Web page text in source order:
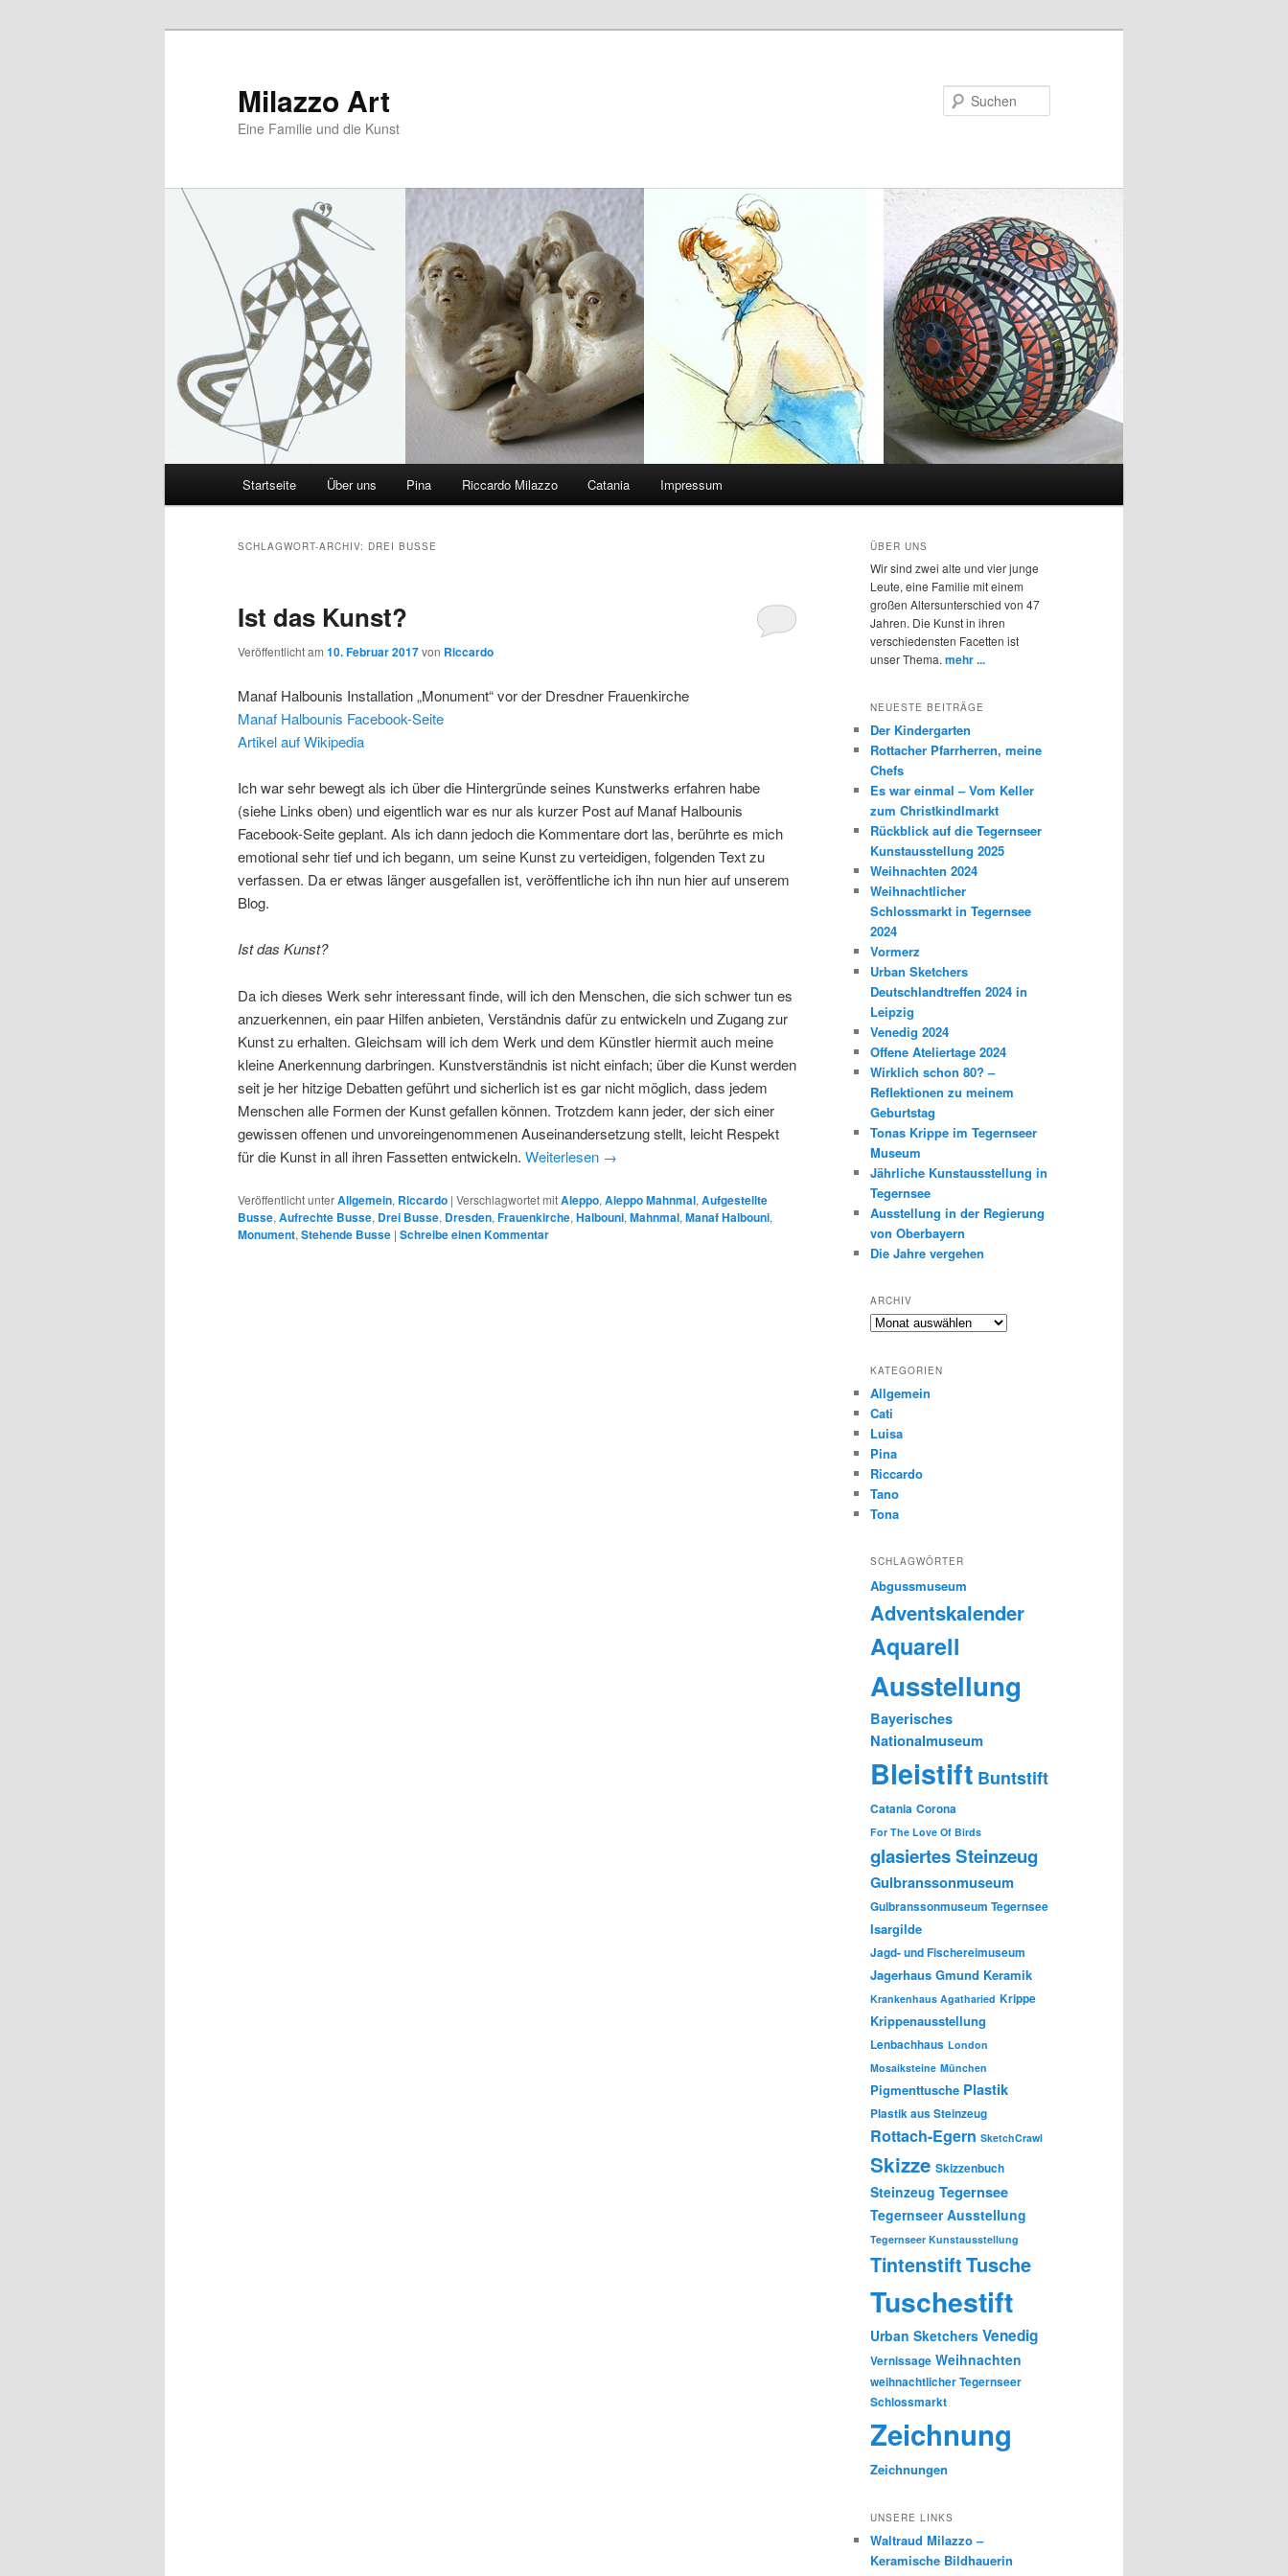
Milazzo Art
Eine Familie und die Kunst
Startseite Über uns Pina Riccardo Milazzo Catania Impressum
SCHLAGWORT-ARCHIV: DREI BUSSE
Ist das Kunst?
Veröffentlicht am 10. Februar 2017von Riccardo
Manaf Halbounis Installation „Monument“ vor der Dresdner Frauenkirche
Manaf Halbounis Facebook-Seite
Artikel auf Wikipedia
Ich war sehr bewegt als ich über die Hintergründe seines Kunstwerks erfahren habe
(siehe Links oben) und eigentlich war es nur als kurzer Post auf Manaf Halbounis
Facebook-Seite geplant. Als ich dann jedoch die Kommentare dort las, berührte es mich
emotional sehr tief und ich begann, um seine Kunst zu verteidigen, folgenden Text zu
verfassen. Da er etwas länger ausgefallen ist, veröffentliche ich ihn nun hier auf unserem
Blog.
Ist das Kunst?
Da ich dieses Werk sehr interessant finde, will ich den Menschen, die sich schwer tun es
anzuerkennen, ein paar Hilfen anbieten, Verständnis dafür zu entwickeln und Zugang zur
Kunst zu erhalten. Gleichsam will ich dem Werk und dem Künstler hiermit auch meine
kleine Anerkennung darbringen. Kunstverständnis ist nicht einfach; über die Kunst werden
seit je her hitzige Debatten geführt und sicherlich ist es gar nicht möglich, dass jedem
Menschen alle Formen der Kunst gefallen können. Trotzdem kann jeder, der sich einer
gewissen offenen und unvoreingenommenen Auseinandersetzung stellt, leicht Respekt
für die Kunst in all ihren Fassetten entwickeln. Weiterlesen →
Veröffentlicht unterAllgemein, Riccardo | Verschlagwortet mitAleppo, Aleppo Mahnmal, Aufgestellte
Busse, Aufrechte Busse, Drei Busse, Dresden, Frauenkirche, Halbouni, Mahnmal, Manaf Halbouni,
Monument, Stehende Busse | Schreibe einen Kommentar
ÜBER UNS
Wir sind zwei alte und vier junge
Leute, eine Familie mit einem
großen Altersunterschied von 47
Jahren. Die Kunst in ihren
verschiedensten Facetten ist
unser Thema.mehr ...
NEUESTE BEITRÄGE
Der Kindergarten
Rottacher Pfarrherren, meine
Chefs
Es war einmal – Vom Keller
zum Christkindlmarkt
Rückblick auf die Tegernseer
Kunstausstellung 2025
Weihnachten 2024
Weihnachtlicher
Schlossmarkt in Tegernsee
2024
Vormerz
Urban Sketchers
Deutschlandtreffen 2024 in
Leipzig
Venedig 2024
Offene Ateliertage 2024
Wirklich schon 80? –
Reflektionen zu meinem
Geburtstag
Tonas Krippe im Tegernseer
Museum
Jährliche Kunstausstellung in
Tegernsee
Ausstellung in der Regierung
von Oberbayern
Die Jahre vergehen
ARCHIV
Archiv
KATEGORIEN
Allgemein
Cati
Luisa
Pina
Riccardo
Tano
Tona
SCHLAGWÖRTER
Abgussmuseum
Adventskalender
Aquarell
Ausstellung
Bayerisches
Nationalmuseum
Bleistift Buntstift
Catania Corona
For The Love Of Birds
glasiertes Steinzeug
Gulbranssonmuseum
Gulbranssonmuseum Tegernsee
Isargilde
Jagd- und Fischereimuseum
Jagerhaus Gmund Keramik
Krankenhaus Agatharied Krippe
Krippenausstellung
Lenbachhaus London
Mosaiksteine München
Pigmenttusche Plastik
Plastik aus Steinzeug
Rottach-Egern SketchCrawl
Skizze Skizzenbuch
Steinzeug Tegernsee
Tegernseer Ausstellung
Tegernseer Kunstausstellung
TintenstiftTusche
Tuschestift
Urban Sketchers Venedig
Vernissage Weihnachten
weihnachtlicher Tegernseer
Schlossmarkt
Zeichnung
Zeichnungen
UNSERE LINKS
Waltraud Milazzo –
Keramische Bildhauerin